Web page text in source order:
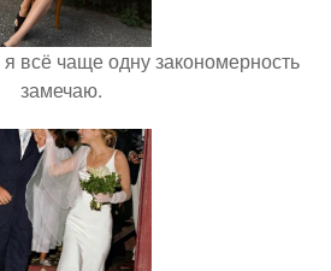
всё чаще одну закономерность
замечаю.